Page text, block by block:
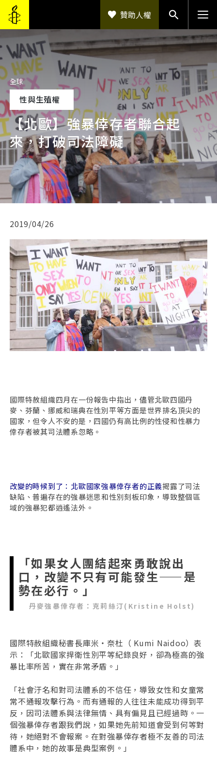
全球
性與生殖權
【北歐】強暴倖存者聯合起
來，打破司法障礙
2019/04/26
國際特赦組織四月在一份報告中指出，儘管北歐四國丹
麥、芬蘭、挪威和瑞典在性別平等方面是世界排名頂尖的
國家，但令人不安的是，四國仍有高比例的性侵和性暴力
倖存者被其司法體系忽略。
改變的時候到了：北歐國家強暴倖存者的正義揭露了司法
缺陷、普遍存在的強暴迷思和性別刻板印象，導致整個區
域的強暴犯都逍遙法外。
「如果女人團結起來勇敢說出
口，改變不只有可能發生——是
勢在必行。」
丹麥強暴倖存者：克莉絲汀(Kristine Holst)
國際特赦組織秘書長庫米‧奈杜（ Kumi Naidoo）表
示：「北歐國家捍衛性別平等紀錄良好，卻為極高的強
暴比率所苦，實在非常矛盾。」
「社會汙名和對司法體系的不信任，導致女性和女童常
常不通報攻擊行為。而有通報的人往往未能成功得到平
反，因司法體系與法律無情、具有偏見且已經過時。一
個強暴倖存者跟我們說，如果她先前知道會受到何等對
待，她絕對不會報案。在對強暴倖存者極不友善的司法
體系中，她的故事是典型案例。」
贊助人權